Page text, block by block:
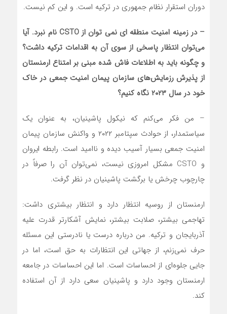
دوران استقرار نظام جمهوری در ترکیه است. و این کم نیست.
– در زمینه امنیت منطقه ای نمی توان ازCSTO نام نبرد. آیا
می‌توان انتظار پاسخی از سوی آن به اقدامات ترکیه داشت؟
و چگونه باید به اطلاعات فاش شده مبنی بر امتناع ارمنستان
از پذیرش رزمایش‌های سازمان پیمان امنیت جمعی در خاک
خود در سال ۲۰۲۳ نگاه کنیم؟
– من فکر می‌کنم که نیکول پاشینیان، به عنوان یک
سیاستمدار، از حوادث سپتامبر ۲۰۲۲ و واکنش سازمان پیمان
امنیت جمعی بسیار آسیب دیده و ناامید است. رابطه ایروان
و CSTO مشکل امروزی نیست، نمی‌توان آن را صرفاً در
چارچوب چرخش یا برگشت پاشینیان در نظر گرفت.
ارمنستان از روسیه انتظار دارد و انتظار بیشتری داشت:
تهاجمی بیشتر، صلابت بیشتر، نمایش آشکارتر قدرت علیه
آذربایجان و ترکیه. من درباره درست یا نادرستی این مسئله
حرف نمی‌زنم، از جهاتی این انتظارات به حق است، اما در
جایی جلوه‌ای از احساسات است. اما این احساسات در جامعه
ارمنستان وجود دارد و پاشینیان سعی دارد از آن استفاده
کند.